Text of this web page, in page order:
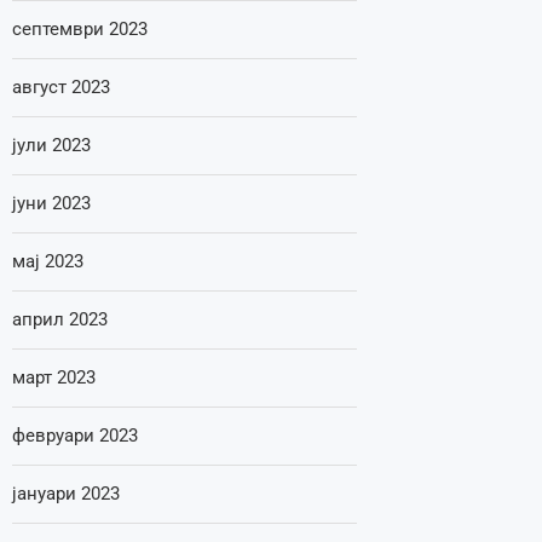
септември 2023
август 2023
јули 2023
јуни 2023
мај 2023
април 2023
март 2023
февруари 2023
јануари 2023